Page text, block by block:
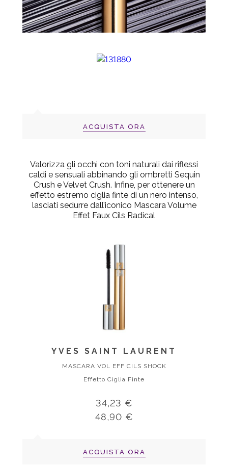
ACQUISTA ORA
Valorizza gli occhi con toni naturali dai riflessi
caldi e sensuali abbinando gli ombretti Sequin
Crush e Velvet Crush. Infine, per ottenere un
effetto estremo ciglia finte di un nero intenso,
lasciati sedurre dall’iconico Mascara Volume
Effet Faux Cils Radical
YVES SAINT LAURENT
MASCARA VOL EFF CILS SHOCK
Effetto Ciglia Finte
34,23 €
48,90 €
ACQUISTA ORA